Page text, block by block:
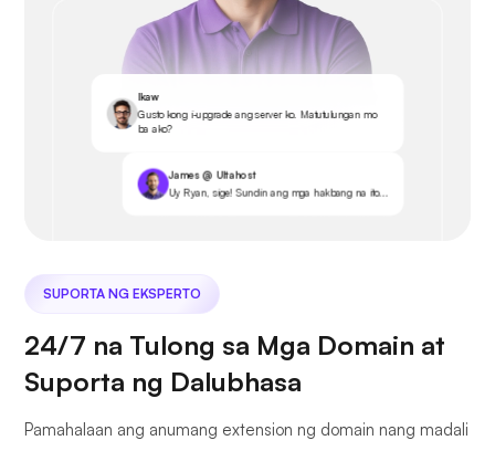
Ikaw
Gusto kong i-upgrade ang server ko. Matutulungan mo
ba ako?
James @ Ultahost
Uy Ryan, sige! Sundin ang mga hakbang na ito...
SUPORTA NG EKSPERTO
24/7 na Tulong sa Mga Domain at
Suporta ng Dalubhasa
Pamahalaan ang anumang extension ng domain nang madali